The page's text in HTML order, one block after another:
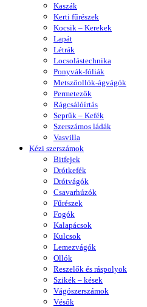
Kaszák
Kerti fűrészek
Kocsik – Kerekek
Lapát
Létrák
Locsolástechnika
Ponyvák-fóliák
Metszőollók-ágvágók
Permetezők
Rágcsálóírtás
Seprűk – Kefék
Szerszámos ládák
Vasvilla
Kézi szerszámok
Bitfejek
Drótkefék
Drótvágók
Csavarhúzók
Fűrészek
Fogók
Kalapácsok
Kulcsok
Lemezvágók
Ollók
Reszelők és ráspolyok
Szikék – kések
Vágószerszámok
Vésők